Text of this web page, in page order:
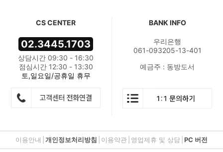
CS CENTER
02.3445.1703
상담시간 09:30 - 16:30
점심시간 12:30 - 13:30
토,일요일/공휴일 휴무
BANK INFO
우리은행
061-093205-13-401
예금주 : 동방도서
이용안내 개인정보처리방침 이용약관 영업제휴 및 상담 PC 버전